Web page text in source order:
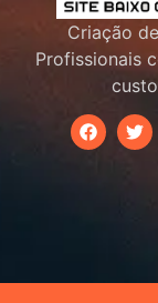
Criação
Profissionais
custo